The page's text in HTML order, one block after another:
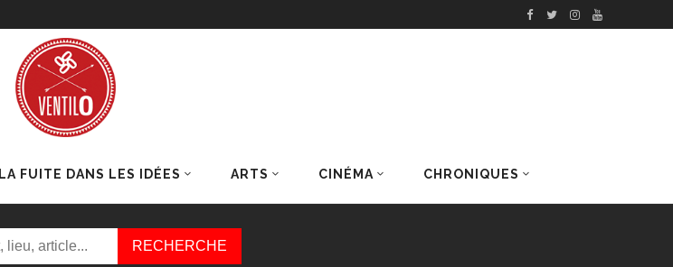
LA FUITE DANS LES IDÉES ARTS CINÉMA CHRONIQUES